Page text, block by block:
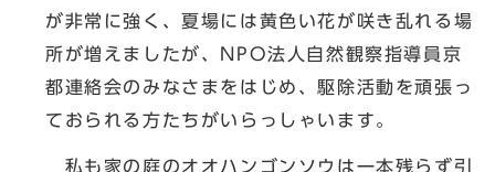
が非常に強く、夏場には黄色い花が咲き乱れる場
所が増えましたが、NPO法人自然観察指導員京
都連絡会のみなさまをはじめ、駆除活動を頑張っ
ておられる方たちがいらっしゃいます。
私も家の庭のオオハンゴンソウは一本残らず引